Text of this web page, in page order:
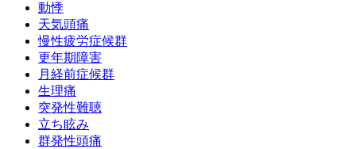
動悸
天気頭痛
慢性疲労症候群
更年期障害
月経前症候群
生理痛
突発性難聴
立ち眩み
群発性頭痛